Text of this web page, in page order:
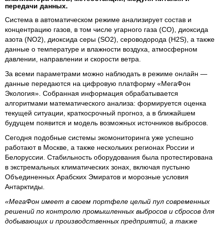
передачи данных.
Система в автоматическом режиме анализирует состав и
концентрацию газов, в том числе угарного газа (CO), диоксида
азота (NO2), диоксида серы (SO2), сероводорода (H2S), а также
данные о температуре и влажности воздуха, атмосферном
давлении, направлении и скорости ветра.
За всеми параметрами можно наблюдать в режиме онлайн —
данные передаются на цифровую платформу «МегаФон
Экология». Собранная информация обрабатывается
алгоритмами математического анализа: формируется оценка
текущей ситуации, краткосрочный прогноз, а в ближайшем
будущем появится и модель возможных источников выбросов.
Сегодня подобные системы экомониторинга уже успешно
работают в Москве, а также нескольких регионах России и
Белоруссии. Стабильность оборудования была протестирована
в экстремальных климатических зонах, включая пустыню
Объединенных Арабских Эмиратов и морозные условия
Антарктиды.
«МегаФон имеет в своем портфеле целый пул современных
решений по контролю промышленных выбросов и сбросов для
добывающих и производственных предприятий, а также